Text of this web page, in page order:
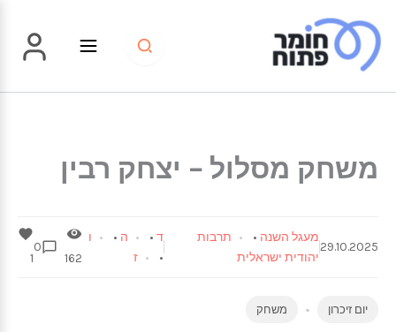
לתוכן
משחק מסלול – יצחק רבין
29.10.2025
מעגל השנה •
תרבות
יהודית ישראלית
ד • ה •
ו
•
ז 162
0
1
יום זיכרון משחק